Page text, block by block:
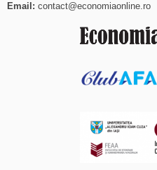
Email: contact@economiaonline.ro